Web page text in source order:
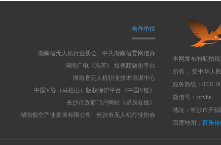
合作单位
中共湖南省委网信办
湖南省无人机行业协会
湖南广电《风芒》 短视频融创平台
湖南省无人机职业技术培训中心
中国V谷（马栏山）版权保护平台《中国V链》
长沙市政府门户网站《星辰在线》
长沙市无人机行业协会
湖南低空产业发展有限公司
本网发布的航拍
所有， 受中华人
服务热线：0731-
微信号：cctvhn
地址：长沙市开
百度地图： 普乐